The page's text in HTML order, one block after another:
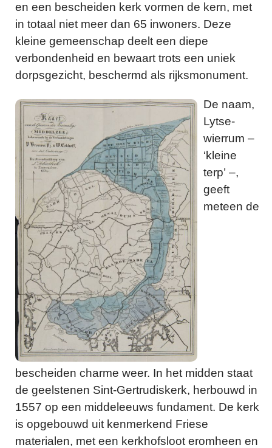
en een bescheiden kerk vormen de kern, met
in totaal niet meer dan 65 inwoners. Deze
kleine gemeenschap deelt een diepe
verbondenheid en bewaart trots een uniek
dorpsgezicht, beschermd als rijksmonument.
De naam,
Lytse-
wierrum –
‘kleine
terp’ –,
geeft
meteen de
bescheiden charme weer. In het midden staat
de geelstenen Sint-Gertrudiskerk, herbouwd in
1557 op een middeleeuws fundament. De kerk
is opgebouwd uit kenmerkend Friese
materialen, met een kerkhofsloot eromheen en